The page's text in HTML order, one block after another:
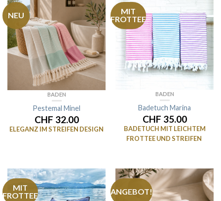
NEU
BADEN
Pestemal Minel
CHF 32.00
ELEGANZ IM STREIFEN DESIGN
MIT
FROTTEE
BADEN
Badetuch Marina
CHF 35.00
BADETUCH MIT LEICHTEM
FROTTEE UND STREIFEN
MIT
FROTTEE
ANGEBOT!